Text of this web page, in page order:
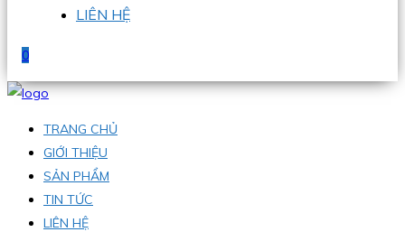
LIÊN HỆ
0
TRANG CHỦ
GIỚI THIỆU
SẢN PHẨM
TIN TỨC
LIÊN HỆ